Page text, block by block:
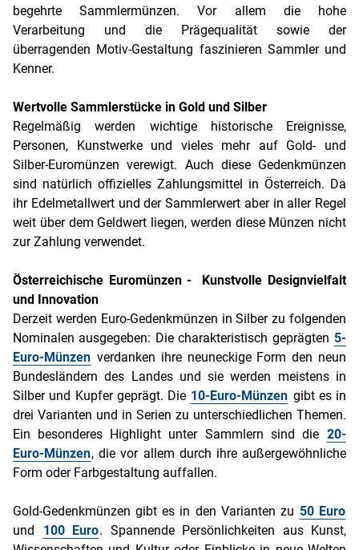
begehrte Sammlermünzen. Vor allem die hohe
Verarbeitung und die Prägequalität sowie der
überragenden Motiv-Gestaltung faszinieren Sammler und
Kenner.
Wertvolle Sammlerstücke in Gold und Silber
Regelmäßig werden wichtige historische Ereignisse,
Personen, Kunstwerke und vieles mehr auf Gold- und
Silber-Euromünzen verewigt. Auch diese Gedenkmünzen
sind natürlich offizielles Zahlungsmittel in Österreich. Da
ihr Edelmetallwert und der Sammlerwert aber in aller Regel
weit über dem Geldwert liegen, werden diese Münzen nicht
zur Zahlung verwendet.
Österreichische Euromünzen - Kunstvolle Designvielfalt
und Innovation
Derzeit werden Euro-Gedenkmünzen in Silber zu folgenden
Nominalen ausgegeben: Die charakteristisch geprägten 5-
Euro-Münzen verdanken ihre neuneckige Form den neun
Bundesländern des Landes und sie werden meistens in
Silber und Kupfer geprägt. Die 10-Euro-Münzen gibt es in
drei Varianten und in Serien zu unterschiedlichen Themen.
Ein besonderes Highlight unter Sammlern sind die 20-
Euro-Münzen, die vor allem durch ihre außergewöhnliche
Form oder Farbgestaltung auffallen.
Gold-Gedenkmünzen gibt es in den Varianten zu 50 Euro
und
100 Euro. Spannende Persönlichkeiten aus Kunst,